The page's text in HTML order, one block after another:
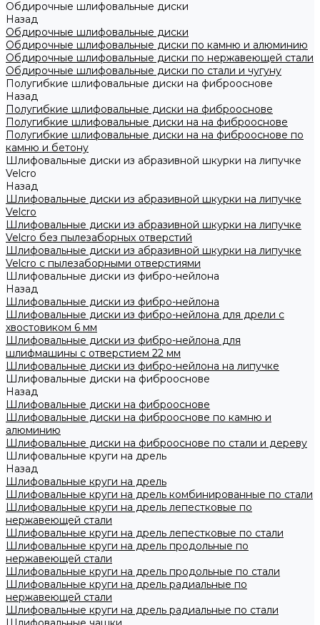
Обдирочные шлифовальные диски
Назад
Обдирочные шлифовальные диски
Обдирочные шлифовальные диски по камню и алюминию
Обдирочные шлифовальные диски по нержавеющей стали
Обдирочные шлифовальные диски по стали и чугуну
Полугибкие шлифовальные диски на фиброоснове
Назад
Полугибкие шлифовальные диски на фиброоснове
Полугибкие шлифовальные диски на на фиброоснове
Полугибкие шлифовальные диски на на фиброоснове по
камню и бетону
Шлифовальные диски из абразивной шкурки на липучке
Velcro
Назад
Шлифовальные диски из абразивной шкурки на липучке
Velcro
Шлифовальные диски из абразивной шкурки на липучке
Velcro без пылезаборных отверстий
Шлифовальные диски из абразивной шкурки на липучке
Velcro с пылезаборными отверстиями
Шлифовальные диски из фибро-нейлона
Назад
Шлифовальные диски из фибро-нейлона
Шлифовальные диски из фибро-нейлона для дрели с
хвостовиком 6 мм
Шлифовальные диски из фибро-нейлона для
шлифмашины с отверстием 22 мм
Шлифовальные диски из фибро-нейлона на липучке
Шлифовальные диски на фиброоснове
Назад
Шлифовальные диски на фиброоснове
Шлифовальные диски на фиброоснове по камню и
алюминию
Шлифовальные диски на фиброоснове по стали и дереву
Шлифовальные круги на дрель
Назад
Шлифовальные круги на дрель
Шлифовальные круги на дрель комбинированные по стали
Шлифовальные круги на дрель лепестковые по
нержавеющей стали
Шлифовальные круги на дрель лепестковые по стали
Шлифовальные круги на дрель продольные по
нержавеющей стали
Шлифовальные круги на дрель продольные по стали
Шлифовальные круги на дрель радиальные по
нержавеющей стали
Шлифовальные круги на дрель радиальные по стали